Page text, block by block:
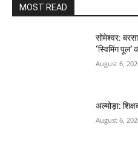
MOST READ
सोमेश्वर:
‘स्विमिंग पूल’
August 6,
अल्मोड़ा:
August 6,